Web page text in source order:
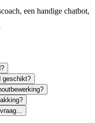
een handige chatbot,
geschikt?